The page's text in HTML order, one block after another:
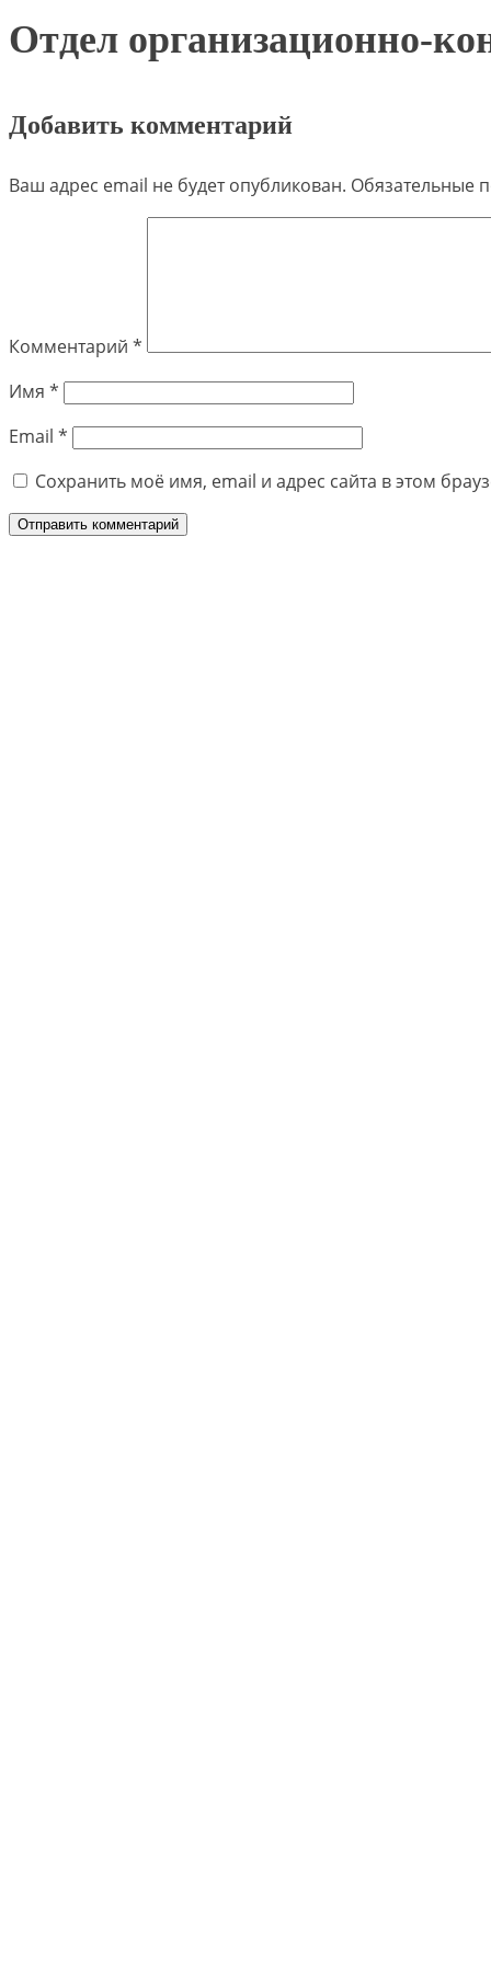
Отдел организационно-
Добавить комментарий
Ваш адрес email не будет опубликован. Обязательные
Комментарий *
Имя *
Email *
Сохранить моё имя, email и адрес сайта в этом